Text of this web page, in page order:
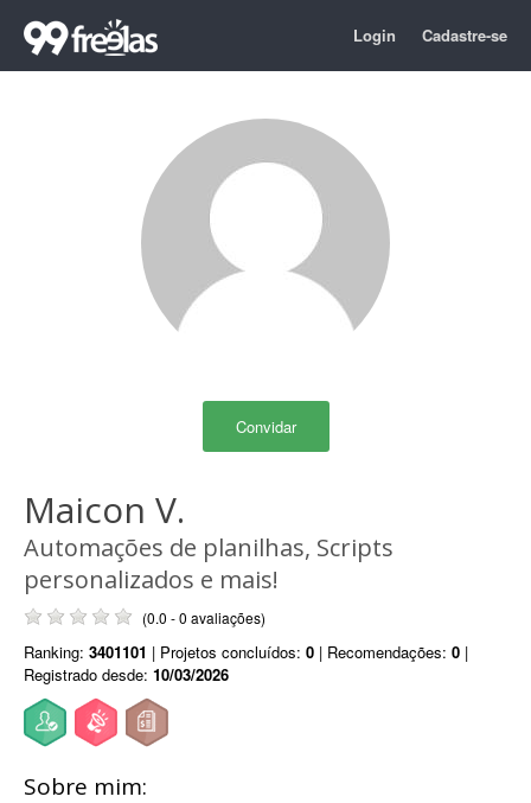
Login Cadastre-se
Convidar
Maicon V.
Automações de planilhas, Scripts
personalizados e mais!
(0.0 - 0 avaliações)
Ranking: 3401101 | Projetos concluídos: 0 | Recomendações: 0 |
Registrado desde: 10/03/2026
Sobre mim: